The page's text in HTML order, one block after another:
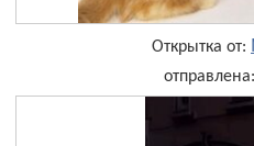
Открытка от: